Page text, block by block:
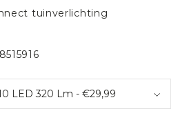
tuinverlichting